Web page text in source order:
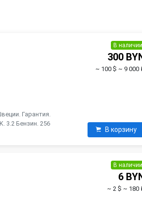
Гарантия.
3.2 Бензин. 256
В наличии
300
~ 100 $ ~ 9 000
В корзину
В наличии
6
~ 2 $ ~ 180